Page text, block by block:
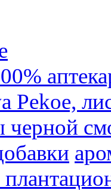
Pekoe,
черной